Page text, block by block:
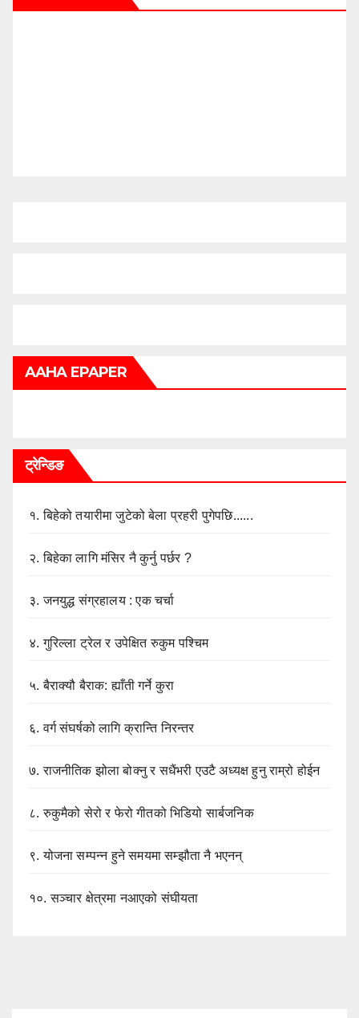
AAHA EPAPER
ट्रेन्डिङ
१.बिहेको तयारीमा जुटेको बेला प्रहरी पुगेपछि......
२.बिहेका लागि मंसिर नै कुर्नु पर्छर ?
३.जनयुद्ध संग्रहालय : एक चर्चा
४.गुरिल्ला ट्रेल र उपेक्षित रुकुम पश्चिम
५.बैराक्यौ बैराक: ह्याँती गर्ने कुरा
६.वर्ग संघर्षको लागि क्रान्ति निरन्तर
७.राजनीतिक झोला बोक्नु र सधैंभरी एउटै अध्यक्ष हुनु राम्रो होईन
८.रुकुमैको सेरो र फेरो गीतको भिडियो सार्बजनिक
९.योजना सम्पन्न हुने समयमा सम्झौता नै भएनन्
१०.सञ्चार क्षेत्रमा नआएको संघीयता